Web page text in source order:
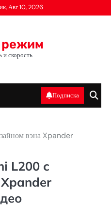
Авг 10, 2026
режим
скорость
Подписка
вэна Xpander
L200 с